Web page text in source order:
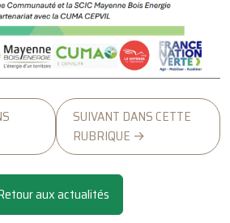
SUIVANT DANS CETTE
RUBRIQUE →
aux actualités